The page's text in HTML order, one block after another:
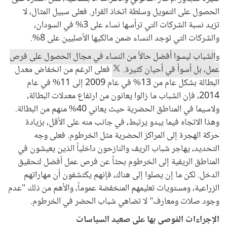
الحصول على التمويل وسلطة اتخاذ القرار. فعلى سبيل المثال، لا
تزيد نسبة الشركات التي ترأسها نساء على 3% في السودان،
والشركات التي توجد النساء ضمن مالكيها الأصليين على 8%.
والشباب ليسوا أفضل حالاً من النساء في مجال الحصول على فرص
عمل، بل أسوأ في أحيان كثيرة.
فعلى الرغم من انخفاض معدل
البطالة بشكل عام من 13% في عام 2009 إلى 11% في عام
2014، فإن الشباب ما زالوا يعانون من ارتفاع معدلات البطالة،
ولاسيما في المناطق الحضرية حيث يعاني 40% منهم من البطالة.
وهذا الاتجاه فيما يبدو يرتبط، في جانب منه على الأقل، بزيادة
حركة الهجرة إلى المراكز الحضرية مثل الخرطوم. فعلى وجه
التحديد، يهاجر شباب الريف والنازحون داخلياً الذين يعيشون في
المناطق الريفية إلى الخرطوم بحثاً عن فرص عمل أفضل لتحقيق
الدخل. لكن ما إن يصلوا إلى هناك، فإنهم يكتشفون أن مهاراتهم
الزراعية، ومستويات تعليمهم المنخفضة عموماً، والأهم من ذلك "عدم
وجود صلات ومعارف" لا تضاهي شباب الحضر في الخرطوم.
الإجراءات المُوصى بها على صعيد السياسات